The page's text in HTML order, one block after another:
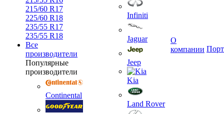
215/60 R17
225/60 R18
235/55 R17
235/55 R18
Все
производители
Популярные
производители
Continental
Infiniti
Jaguar
Jeep
Kia
Land Rover
О
компании